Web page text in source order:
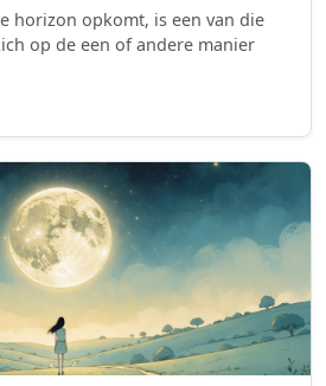
horizon opkomt, is een van die
op de een of andere manier